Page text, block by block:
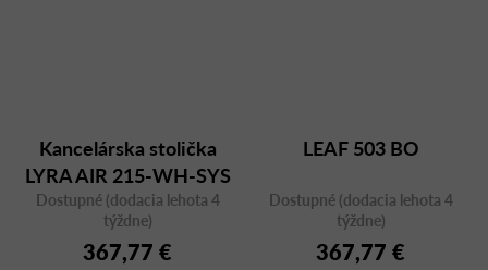
Kancelárska stolička
LYRA AIR 215-WH-SYS
Dostupné (dodacia lehota 4
týždne)
367,77 €
LEAF 503 BO
Dostupné (dodacia lehota 4
týždne)
367,77 €